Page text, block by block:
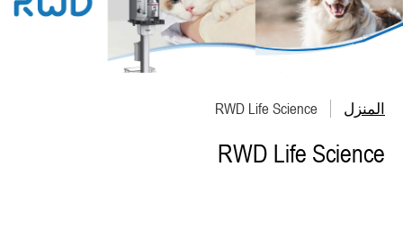
المنزل RWD Life Science
RWD Life Science